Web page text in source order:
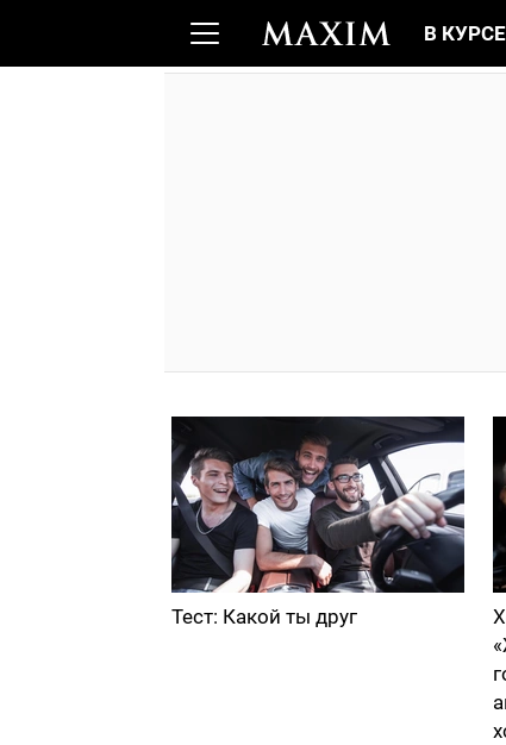
В КУРСЕ
Тест: Какой ты друг